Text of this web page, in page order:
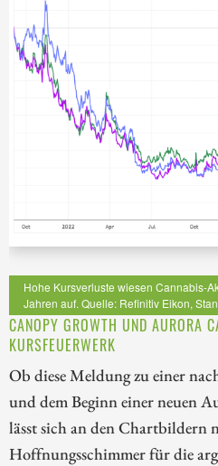
Hohe Kursverluste wiesen Cannabis-
Jahren auf. Quelle: Refinitiv Eikon,
CANOPY GROWTH UND AURORA
KURSFEUERWERK
Ob diese Meldung zu einer
und dem Beginn einer neuen
lässt sich an den Chartbildern
Hoffnungsschimmer für die